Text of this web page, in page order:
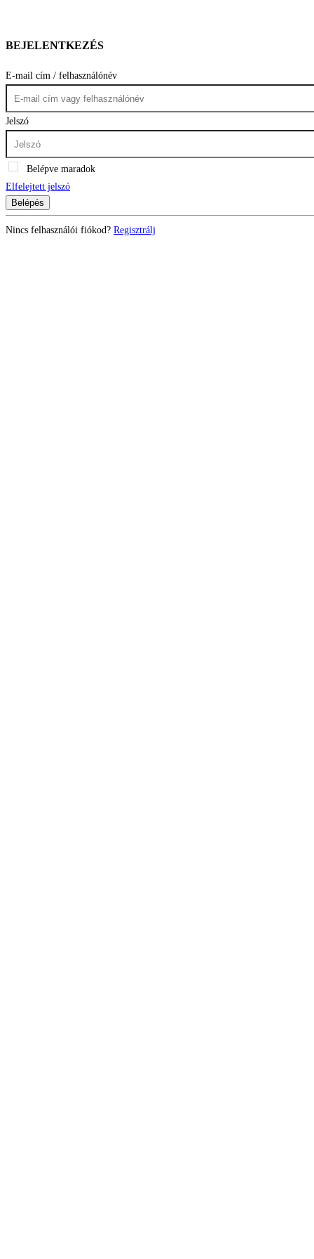
BEJELENTKEZÉS
E-mail cím / felhasználónév
Jelszó
Belépve maradok
Elfelejtett jelszó
Belépés
Nincs felhasználói fiókod? Regisztrálj